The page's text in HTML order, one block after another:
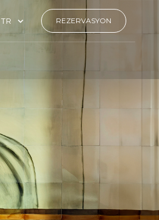
TR REZERVASYON